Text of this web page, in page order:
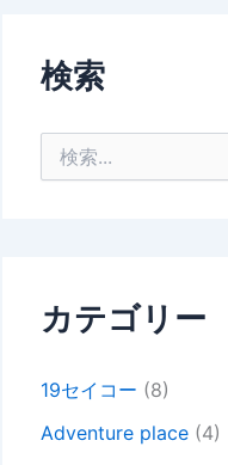
検索
カテゴリー
19セイコー (8)
Adventure place (4)